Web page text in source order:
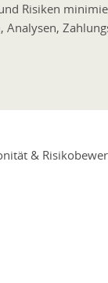
Risiken
Analysen,